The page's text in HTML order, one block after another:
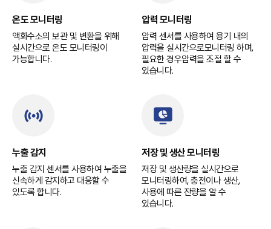
온도 모니터링
액화수소의 보관 및 변환을 위해
실시간으로 온도 모니터링이
가능합니다.
압력 모니터링
압력 센서를 사용하여 용기 내의
압력을 실시간으로모니터링 하며,
필요한 경우압력을 조절 할 수
있습니다.
누출 감지
누출 감지 센서를 사용하여 누출을
신속하게 감지하고 대응할 수
있도록 합니다.
저장 및 생산 모니터링
저장 및 생산량을 실시간으로
모니터링하여, 충전이나 생산,
사용에 따른 잔량을 알 수
있습니다.